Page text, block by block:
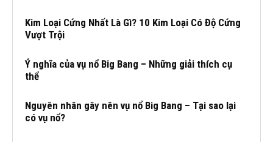
Kim Loại Cứng Nhất Là Gì? 10 Kim Loại Có Độ Cứng
Vượt Trội
Ý nghĩa của vụ nổ Big Bang – Những giải thích cụ
thể
Nguyên nhân gây nên vụ nổ Big Bang – Tại sao lại
có vụ nổ?